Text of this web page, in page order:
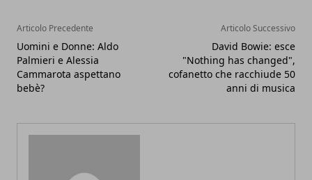
Articolo Precedente
Uomini e Donne: Aldo
Palmieri e Alessia
Cammarota aspettano
bebè?
Articolo Successivo
David Bowie: esce
"Nothing has changed",
cofanetto che racchiude 50
anni di musica